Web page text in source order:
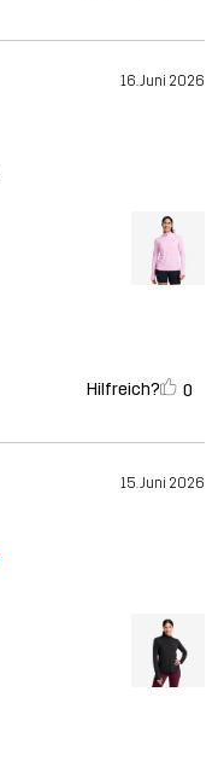
16. Juni 2026
Hilfreich? 0
15. Juni 2026